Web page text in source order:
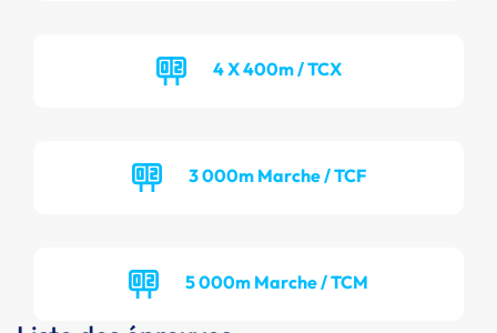
4 X 400m / TCX
3 000m Marche / TCF
5 000m Marche / TCM